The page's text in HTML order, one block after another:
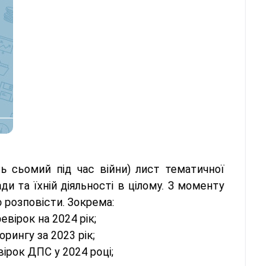
під час війни) лист тематичної
та їхній діяльності в цілому. З моменту
Зокрема:
на 2024 рік;
за 2023 рік;
ДПС у 2024 році;